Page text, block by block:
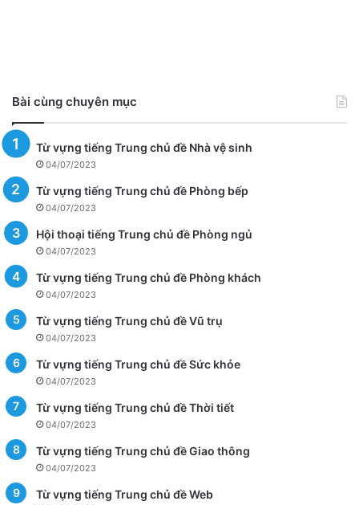
Bài cùng chuyên mục
Từ vựng tiếng Trung chủ đề Nhà vệ sinh
04/07/2023
Từ vựng tiếng Trung chủ đề Phòng bếp
04/07/2023
Hội thoại tiếng Trung chủ đề Phòng ngủ
04/07/2023
Từ vựng tiếng Trung chủ đề Phòng khách
04/07/2023
Từ vựng tiếng Trung chủ đề Vũ trụ
04/07/2023
Từ vựng tiếng Trung chủ đề Sức khỏe
04/07/2023
Từ vựng tiếng Trung chủ đề Thời tiết
04/07/2023
Từ vựng tiếng Trung chủ đề Giao thông
04/07/2023
Từ vựng tiếng Trung chủ đề Web